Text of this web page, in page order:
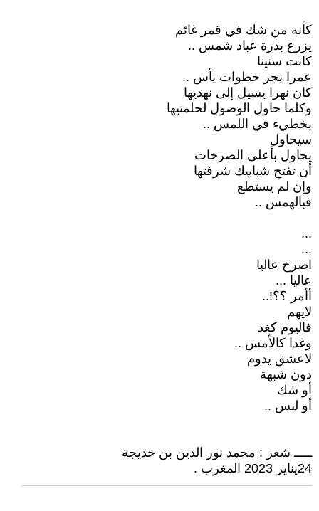
كأنه من شك في قمر غائم
يزرع بذرة عباد شمس ..
كانت سنينا
عمرا يجر خطوات يأس ..
كان نهرا يسيل إلى نهديها
وكلما حاول الوصول لحلمتيها
يخطيء في اللمس ..
سيحاول
يحاول بأعلى الصرخات
أن تفتح شبابيك شرفتها
وإن لم يستطع
فبالهمس ..
...
...
اصرخ عاليا
عاليا ...
أأمر ؟؟!..
لايهم
فاليوم كغد
وغدا كالأمس ..
لاعشق يدوم
دون شبهة
أو شك
أو لبس ..
ـــــ شعر : محمد نور الدين بن خديجة
24يناير 2023 المغرب .